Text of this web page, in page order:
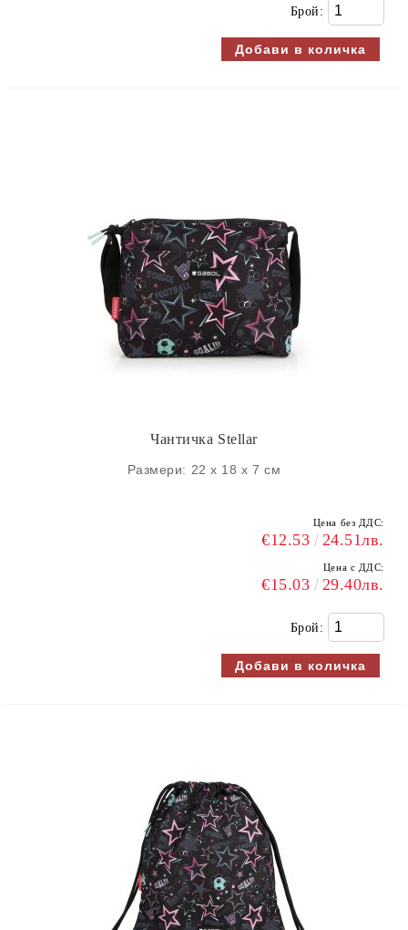
Брой:
Чантичка Stellar
Размери: 22 х 18 х 7 см
Цена без ДДС:
€12.53 24.51лв.
Цена с ДДС:
€15.03 29.40лв.
Брой: